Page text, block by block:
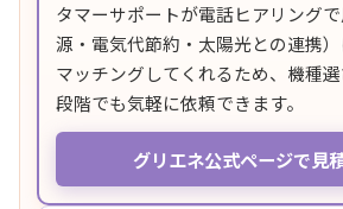
タマーサポートが電話ヒアリング
源・電気代節約・太陽光との連携
マッチングしてくれるため、機種
段階でも気軽に依頼できます。
グリエネ公式ページで見